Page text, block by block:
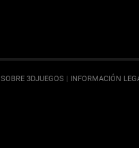
SOBRE 3DJUEGOS | INFORMACIÓN